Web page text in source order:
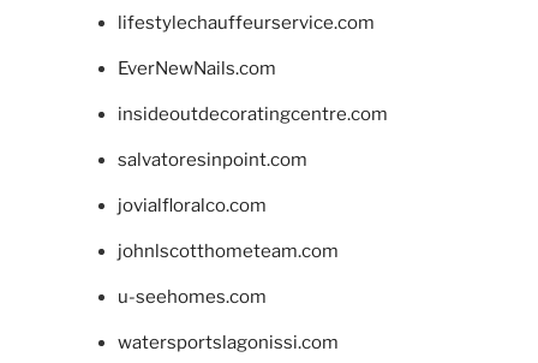
lifestylechauffeurservice.com
EverNewNails.com
insideoutdecoratingcentre.com
salvatoresinpoint.com
jovialfloralco.com
johnlscotthometeam.com
u-seehomes.com
watersportslagonissi.com